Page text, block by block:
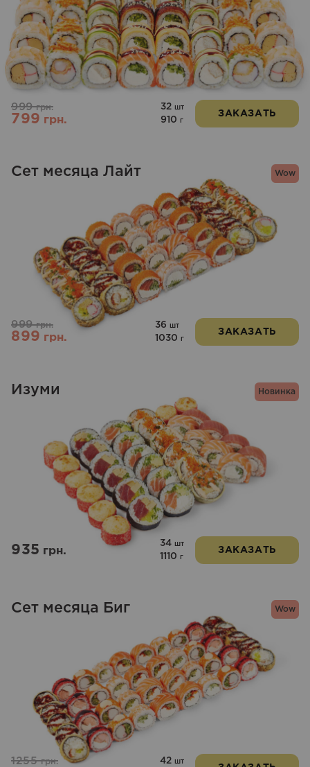
999грн.
799грн.
32 шт
910 г
ЗАКАЗАТЬ
Wow
Сет месяца Лайт
999грн.
899грн.
36 шт
1030 г
ЗАКАЗАТЬ
Новинка
Изуми
935грн.
34 шт
1110 г
ЗАКАЗАТЬ
Wow
Сет месяца Биг
1255грн. 42 шт